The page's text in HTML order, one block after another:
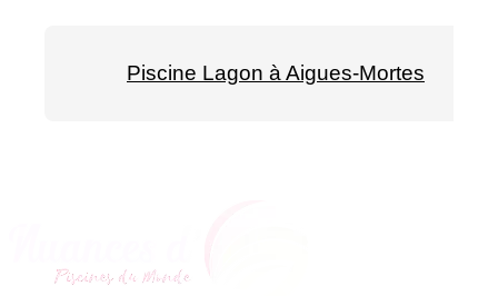
Piscine Lagon à Aigues-Mortes